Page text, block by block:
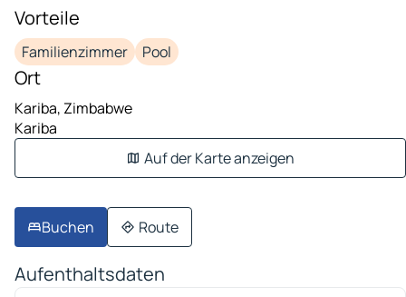
Vorteile
Familienzimmer Pool
Ort
Kariba, Zimbabwe
Kariba
Auf der Karte anzeigen
Buchen Route
Aufenthaltsdaten